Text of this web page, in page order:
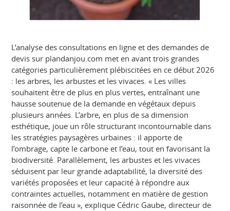
L’analyse des consultations en ligne et des demandes de
devis sur plandanjou.com met en avant trois grandes
catégories particulièrement plébiscitées en ce début 2026
: les arbres, les arbustes et les vivaces. « Les villes
souhaitent être de plus en plus vertes, entraînant une
hausse soutenue de la demande en végétaux depuis
plusieurs années. L’arbre, en plus de sa dimension
esthétique, joue un rôle structurant incontournable dans
les stratégies paysagères urbaines : il apporte de
l’ombrage, capte le carbone et l’eau, tout en favorisant la
biodiversité. Parallèlement, les arbustes et les vivaces
séduisent par leur grande adaptabilité, la diversité des
variétés proposées et leur capacité à répondre aux
contraintes actuelles, notamment en matière de gestion
raisonnée de l’eau », explique Cédric Gaube, directeur de